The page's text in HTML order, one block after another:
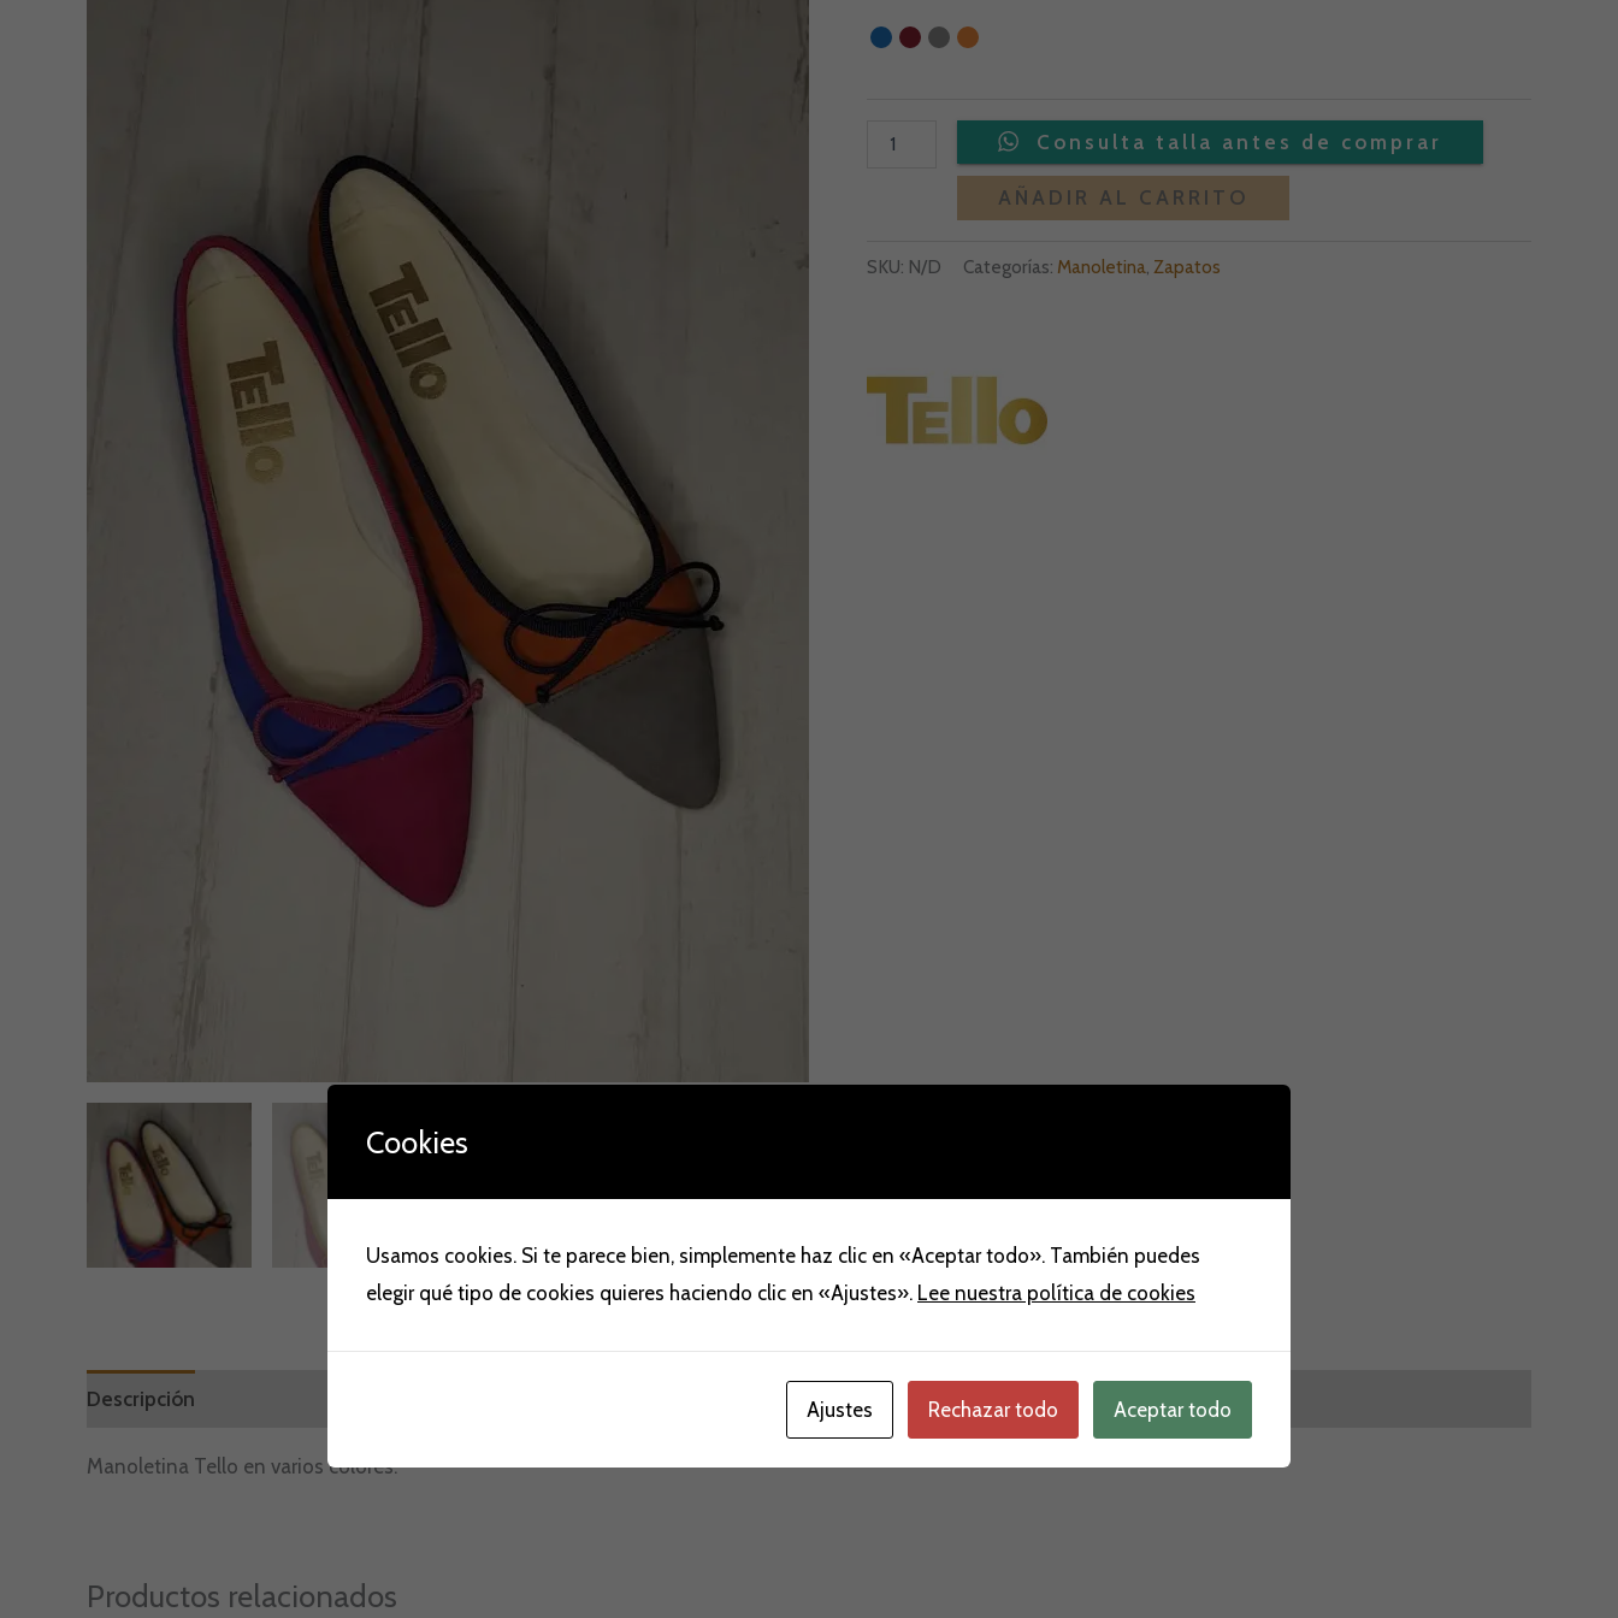
AÑADIR AL CARRITO
SKU: N/D Categorías: Manoletina, Zapatos
Descripción
Manoletina Tello en varios colores.
Productos relacionados
Cookies
Usamos cookies. Si te parece bien, simplemente haz clic en «Aceptar todo». También puedes
elegir qué tipo de cookies quieres haciendo clic en «Ajustes». Lee nuestra política de cookies
Ajustes Rechazar todo Aceptar todo